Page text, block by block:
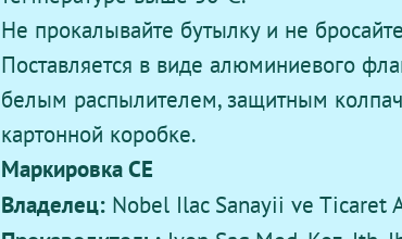
Не прокалывайте бутылку и не
Поставляется в виде алюминиевого
белым распылителем, защитным
картонной коробке.
Маркировка CE
Владелец:Nobel Ilac Sanayii ve Ticaret